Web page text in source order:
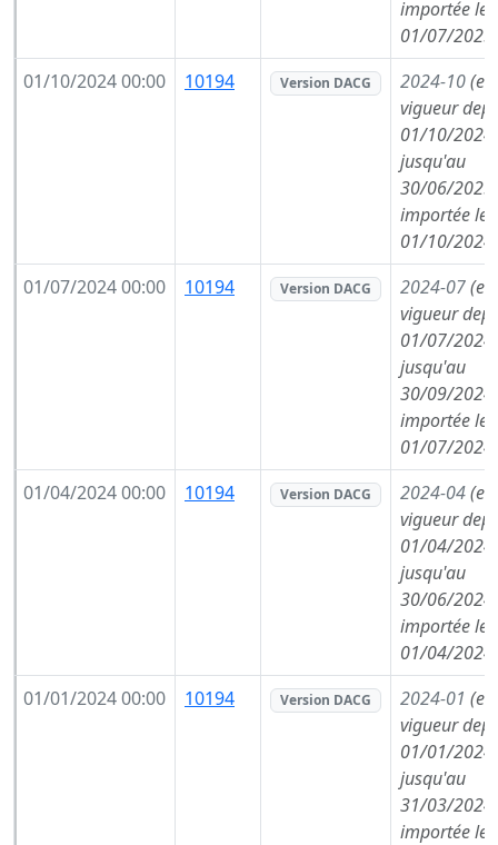
importée le
01/07/2025)
01/10/2024 00:00
10194 Version DACG 2024-10(en
vigueur
01/10/2024,
jusqu'au
30/06/2025,
importée le
01/10/2024)
01/07/2024 00:00
10194 Version DACG 2024-07(en
vigueur
01/07/2024,
jusqu'au
30/09/2024,
importée le
01/07/2024)
01/04/2024 00:00
10194 Version DACG 2024-04(en
vigueur
01/04/2024,
jusqu'au
30/06/2024,
importée le
01/04/2024)
01/01/2024 00:00
10194 Version DACG 2024-01 (en
vigueur
01/01/2024,
jusqu'au
31/03/2024,
importée le